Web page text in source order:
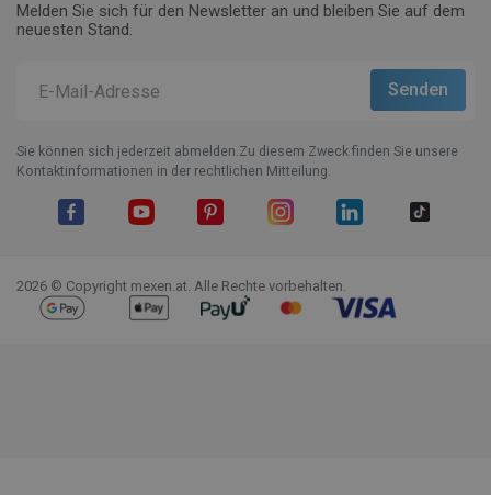
Melden Sie sich für den Newsletter an und bleiben Sie auf dem
neuesten Stand.
Sie können sich jederzeit abmelden.Zu diesem Zweck finden Sie unsere
Kontaktinformationen in der rechtlichen Mitteilung.
2026 © Copyright mexen.at. Alle Rechte vorbehalten.